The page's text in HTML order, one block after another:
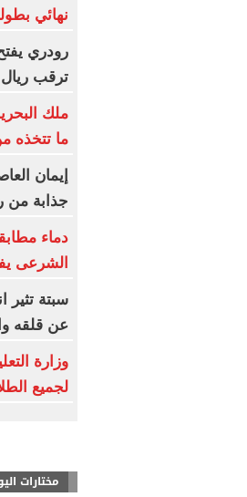
نهائي
رودري
ترقب
ملك
ما تتخذه
إيمان
جذابة من
دماء
الشرعى
سبتة تثير
عن قلقه
وزارة
لجميع
مختارات